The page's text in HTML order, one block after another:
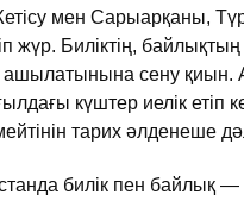
мен Сарыарқаны,
жүр. Билiктiң,
ашылатынына сену қиын.
күштер иелiк етiп
тарих әлденеше
билiк пен байлық